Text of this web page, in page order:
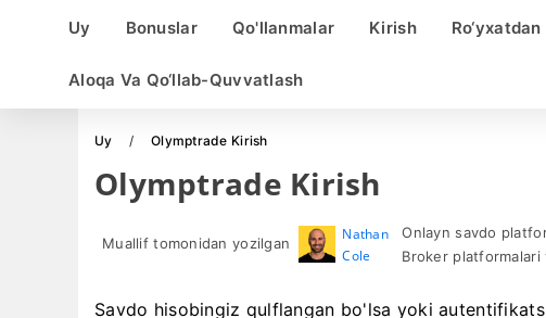
Uy Bonuslar Qo'llanmalar Kirish Ro‘yxatdan
Aloqa Va Qo‘llab-Quvvatlash
Uy Olymptrade Kirish
Olymptrade Kirish
Muallif tomonidan yozilgan
Nathan
Cole
Onlayn savdo
Broker
Savdo hisobingiz qulflangan bo'lsa yoki